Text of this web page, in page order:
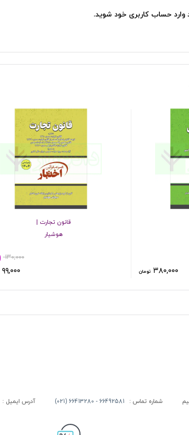
و تابعیت شخص حقوقی
اصلاح قسمتی از قانون تجارت مصوب ۱۳۱۱
وارد حساب کاربری خود شوید.
۳۸۰,۰۰۰ تومان
قانون تجارت |
هوشیار
۱۳۰,۰۰۰
۹۹,۰۰۰
شماره تماس : 66492581 - 66413280 (021) آدرس ایمیل :